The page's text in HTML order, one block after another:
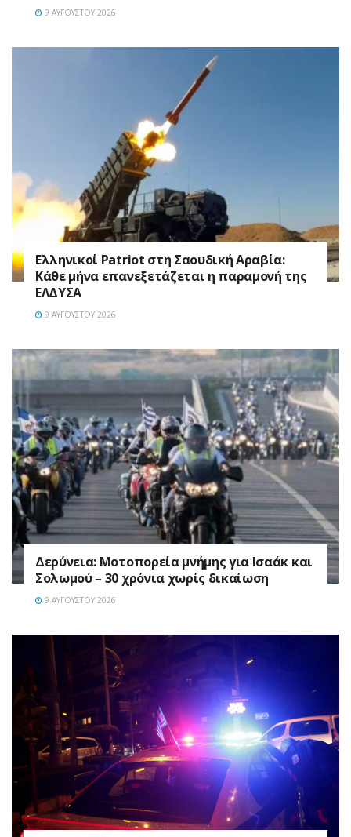
9 ΑΥΓΟΎΣΤΟΥ 2026
Ελληνικοί Patriot στη Σαουδική Αραβία:
Κάθε μήνα επανεξετάζεται η παραμονή της
ΕΛΔΥΣΑ
9 ΑΥΓΟΎΣΤΟΥ 2026
Δερύνεια: Μοτοπορεία μνήμης για Ισαάκ και
Σολωμού – 30 χρόνια χωρίς δικαίωση
9 ΑΥΓΟΎΣΤΟΥ 2026